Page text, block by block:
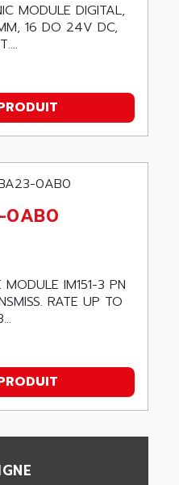
MODULE DIGITAL,
16 DO 24V DC,
0AB0
MODULE IM151-3 PN
RATE UP TO